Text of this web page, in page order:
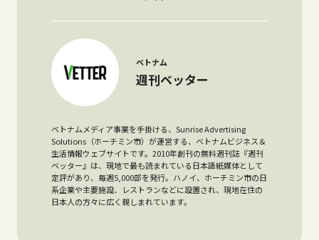
ベトナム
週刊ベッター
ベトナムメディア事業を手掛ける、Sunrise Advertising
Solutions（ホーチミン市）が運営する、ベトナムビジネス＆
生活情報ウェブサイトです。2010年創刊の無料週刊誌『週刊
ベッター』は、現地で最も読まれている日本語紙媒体として
定評があり、毎週5,000部を発行。ハノイ、ホーチミン市の日
系企業や主要施設、レストランなどに設置され、現地在住の
日本人の方々に広く親しまれています。